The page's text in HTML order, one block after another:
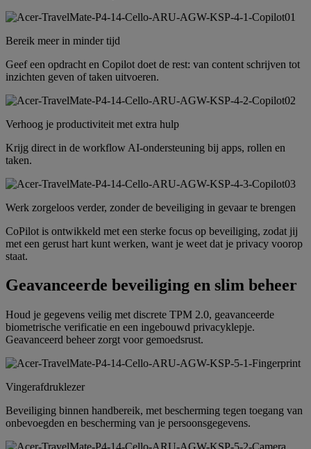
Bereik meer in minder tijd
Geef een opdracht en Copilot doet de rest: van content schrijven tot
inzichten geven of taken uitvoeren.
Verhoog je productiviteit met extra hulp
Krijg direct in de workflow AI-ondersteuning bij apps, rollen en
taken.
Werk zorgeloos verder, zonder de beveiliging in gevaar te brengen
CoPilot is ontwikkeld met een sterke focus op beveiliging, zodat jij
met een gerust hart kunt werken, want je weet dat je privacy voorop
staat.
Geavanceerde beveiliging en slim beheer
Houd je gegevens veilig met discrete TPM 2.0, geavanceerde
biometrische verificatie en een ingebouwd privacyklepje.
Geavanceerd beheer zorgt voor gemoedsrust.
Vingerafdruklezer
Beveiliging binnen handbereik, met bescherming tegen toegang van
onbevoegden en bescherming van je persoonsgegevens.